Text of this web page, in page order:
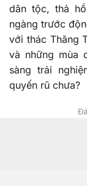
dân tộc, thả
ngàng trước
với thác Thăng
và những mùa
sàng trải
quyến rũ chưa?